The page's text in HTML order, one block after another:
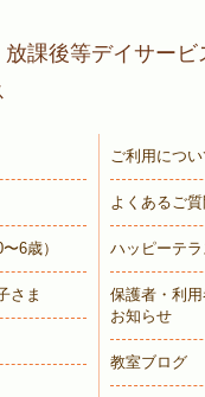
放課後等デイサー
〜6歳）
さま
ご利用につい
よくあるご質
ハッピーテ
保護者・利
お知らせ
教室ブログ